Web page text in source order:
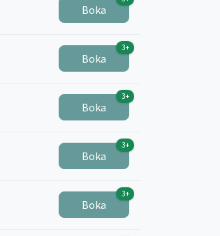
Boka
Boka
3+
Boka
3+
Boka
3+
Boka
3+